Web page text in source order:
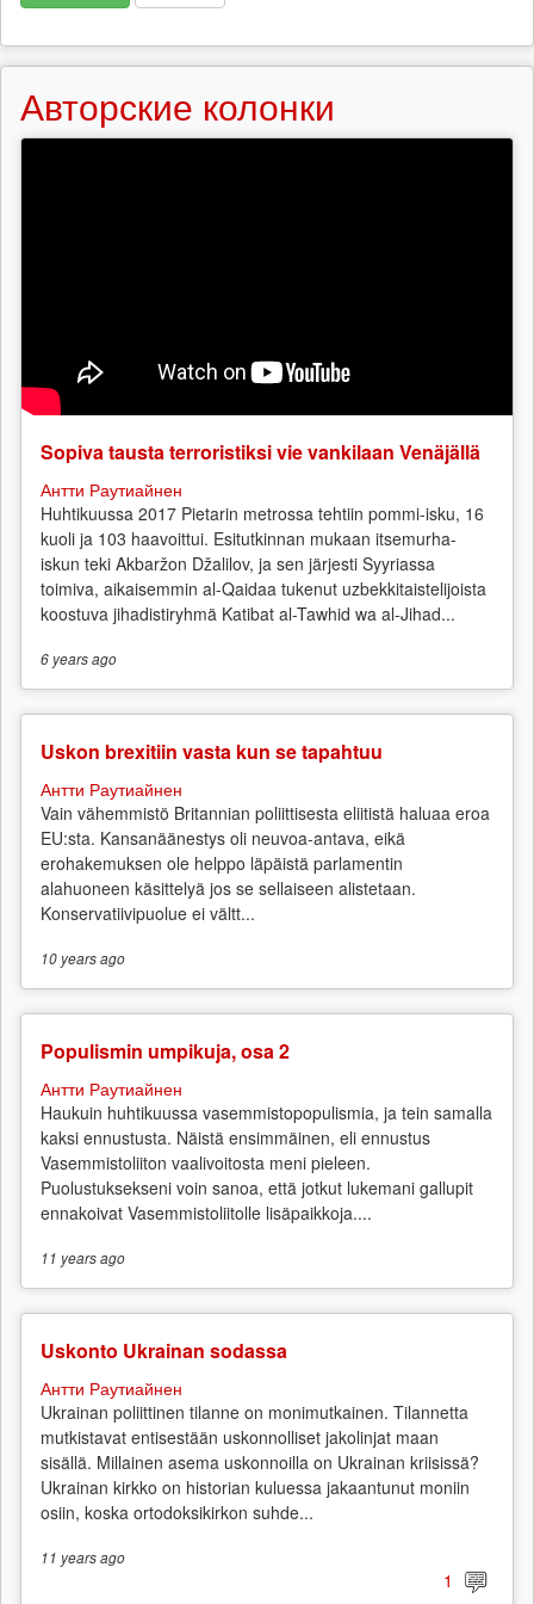
Авторские колонки
Sopiva tausta terroristiksi vie vankilaan Venäjällä
Антти Раутиайнен
Huhtikuussa 2017 Pietarin metrossa tehtiin pommi-isku, 16
kuoli ja 103 haavoittui. Esitutkinnan mukaan itsemurha-
iskun teki Akbaržon Džalilov, ja sen järjesti Syyriassa
toimiva, aikaisemmin al-Qaidaa tukenut uzbekkitaistelijoista
koostuva jihadistiryhmä Katibat al-Tawhid wa al-Jihad...
6 yearsago
Uskon brexitiin vasta kun se tapahtuu
Антти Раутиайнен
Vain vähemmistö Britannian poliittisesta eliitistä haluaa eroa
EU:sta. Kansanäänestys oli neuvoa-antava, eikä
erohakemuksen ole helppo läpäistä parlamentin
alahuoneen käsittelyä jos se sellaiseen alistetaan.
Konservatiivipuolue ei vältt...
10 yearsago
Populismin umpikuja, osa 2
Антти Раутиайнен
Haukuin huhtikuussa vasemmistopopulismia, ja tein samalla
kaksi ennustusta. Näistä ensimmäinen, eli ennustus
Vasemmistoliiton vaalivoitosta meni pieleen.
Puolustuksekseni voin sanoa, että jotkut lukemani gallupit
ennakoivat Vasemmistoliitolle lisäpaikkoja....
11 yearsago
Uskonto Ukrainan sodassa
Антти Раутиайнен
Ukrainan poliittinen tilanne on monimutkainen. Tilannetta
mutkistavat entisestään uskonnolliset jakolinjat maan
sisällä. Millainen asema uskonnoilla on Ukrainan kriisissä?
Ukrainan kirkko on historian kuluessa jakaantunut moniin
osiin, koska ortodoksikirkon suhde...
11 yearsago
1